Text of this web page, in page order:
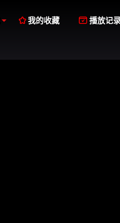
我的收藏  播放记